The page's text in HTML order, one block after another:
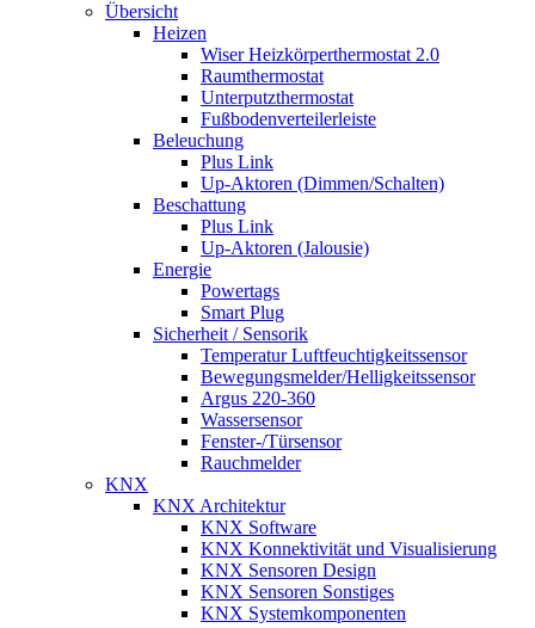
Übersicht
Heizen
Wiser Heizkörperthermostat 2.0
Raumthermostat
Unterputzthermostat
Fußbodenverteilerleiste
Beleuchung
Plus Link
Up-Aktoren (Dimmen/Schalten)
Beschattung
Plus Link
Up-Aktoren (Jalousie)
Energie
Powertags
Smart Plug
Sicherheit / Sensorik
Temperatur Luftfeuchtigkeitssensor
Bewegungsmelder/Helligkeitssensor
Argus 220-360
Wassersensor
Fenster-/Türsensor
Rauchmelder
KNX
KNX Architektur
KNX Software
KNX Konnektivität und Visualisierung
KNX Sensoren Design
KNX Sensoren Sonstiges
KNX Systemkomponenten